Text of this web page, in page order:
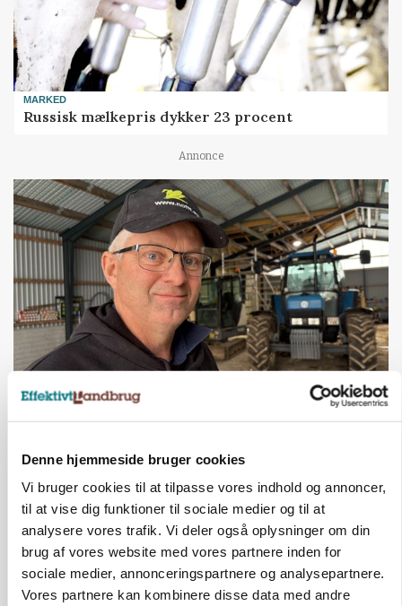
Denne hjemmeside bruger cookies
Vi bruger cookies til at tilpasse vores indhold og annoncer,
til at vise dig funktioner til sociale medier og til at
analysere vores trafik. Vi deler også oplysninger om din
brug af vores website med vores partnere inden for
sociale medier, annonceringspartnere og analysepartnere.
Vores partnere kan kombinere disse data med andre
MARKED
Russisk mælkepris dykker 23 procent
Annonce
POLITIK
gødskningslov
Annonce
POLITIK
Folketinget behandler ny gødskningslov: Sådan
kan den ændre din bedrift fra 2027
Annonce